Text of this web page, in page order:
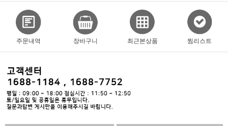
주문내역 장바구니 최근본상품 찜리스트